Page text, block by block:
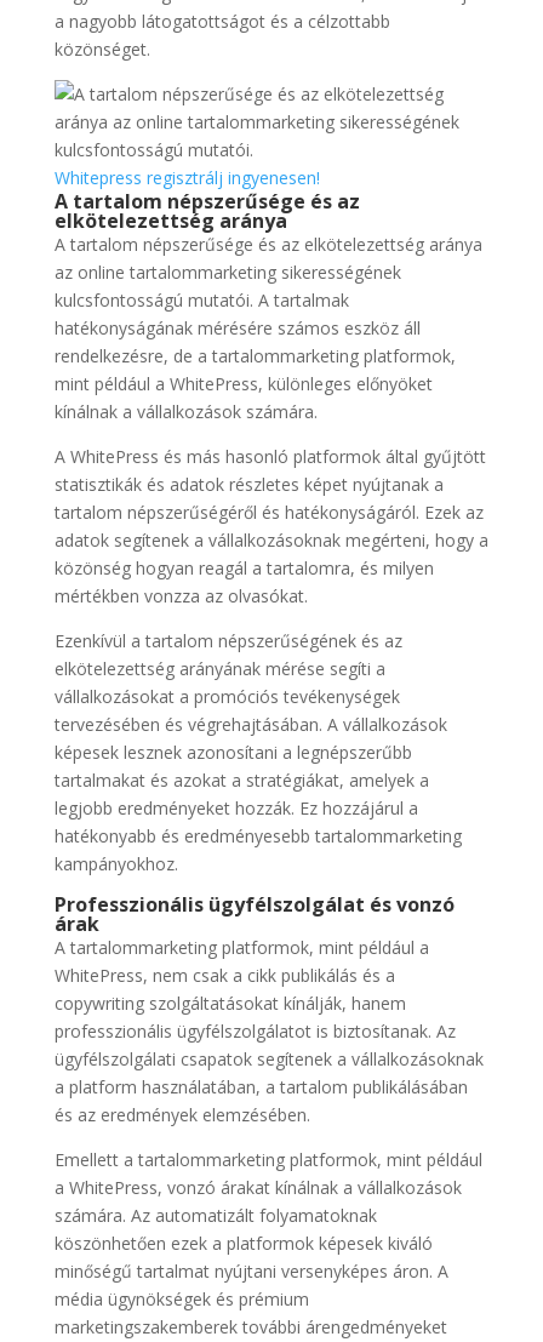
a nagyobb látogatottságot és a célzottabb
közönséget.
Whitepress regisztrálj ingyenesen!
A tartalom népszerűsége és az
elkötelezettség aránya
A tartalom népszerűsége és az elkötelezettség aránya
az online tartalommarketing sikerességének
kulcsfontosságú mutatói. A tartalmak
hatékonyságának mérésére számos eszköz áll
rendelkezésre, de a tartalommarketing platformok,
mint például a WhitePress, különleges előnyöket
kínálnak a vállalkozások számára.
A WhitePress és más hasonló platformok által gyűjtött
statisztikák és adatok részletes képet nyújtanak a
tartalom népszerűségéről és hatékonyságáról. Ezek az
adatok segítenek a vállalkozásoknak megérteni, hogy a
közönség hogyan reagál a tartalomra, és milyen
mértékben vonzza az olvasókat.
Ezenkívül a tartalom népszerűségének és az
elkötelezettség arányának mérése segíti a
vállalkozásokat a promóciós tevékenységek
tervezésében és végrehajtásában. A vállalkozások
képesek lesznek azonosítani a legnépszerűbb
tartalmakat és azokat a stratégiákat, amelyek a
legjobb eredményeket hozzák. Ez hozzájárul a
hatékonyabb és eredményesebb tartalommarketing
kampányokhoz.
Professzionális ügyfélszolgálat és vonzó
árak
A tartalommarketing platformok, mint például a
WhitePress, nem csak a cikk publikálás és a
copywriting szolgáltatásokat kínálják, hanem
professzionális ügyfélszolgálatot is biztosítanak. Az
ügyfélszolgálati csapatok segítenek a vállalkozásoknak
a platform használatában, a tartalom publikálásában
és az eredmények elemzésében.
Emellett a tartalommarketing platformok, mint például
a WhitePress, vonzó árakat kínálnak a vállalkozások
számára. Az automatizált folyamatoknak
köszönhetően ezek a platformok képesek kiváló
minőségű tartalmat nyújtani versenyképes áron. A
média ügynökségek és prémium
marketingszakemberek további árengedményeket